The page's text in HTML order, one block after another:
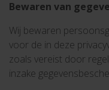
Bewaren van
Wij bewaren
voor de in deze
zoals vereist door
inzake